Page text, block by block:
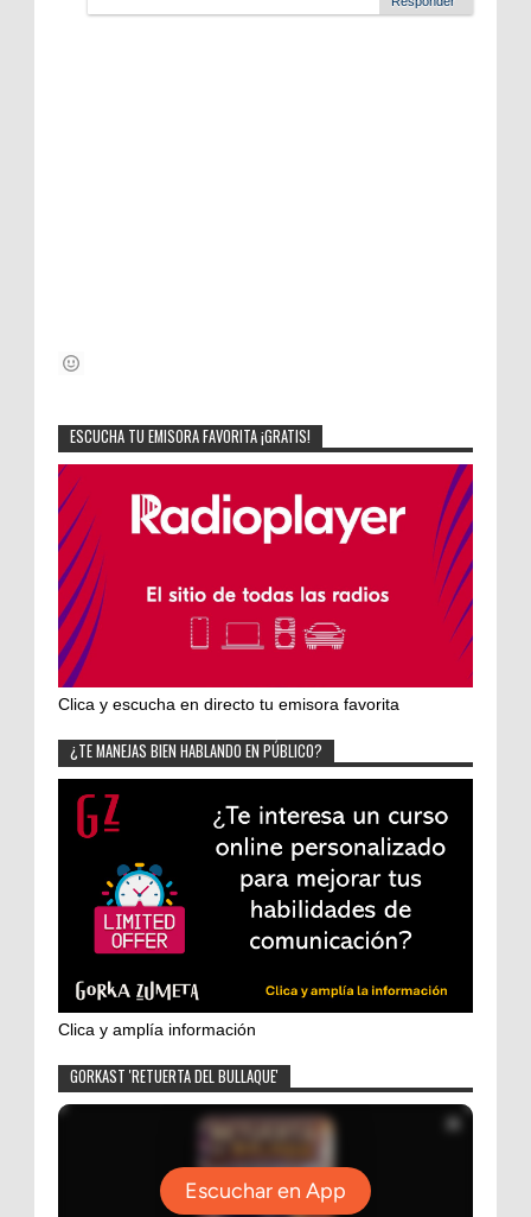
ESCUCHA TU EMISORA FAVORITA ¡GRATIS!
Clica y escucha en directo tu emisora favorita
¿TE MANEJAS BIEN HABLANDO EN PÚBLICO?
Clica y amplía información
GORKAST 'RETUERTA DEL BULLAQUE'